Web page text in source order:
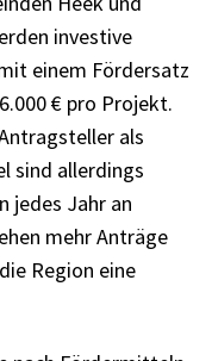
investive
einem Fördersatz
€ pro Projekt.
als
sind allerdings
jedes Jahr an
mehr Anträge
Region eine